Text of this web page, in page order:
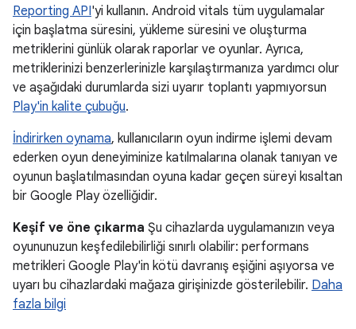
Reporting API'yi kullanın. Android vitals tüm uygulamalar
için başlatma süresini, yükleme süresini ve oluşturma
metriklerini günlük olarak raporlar ve oyunlar. Ayrıca,
metriklerinizi benzerlerinizle karşılaştırmanıza yardımcı olur
ve aşağıdaki durumlarda sizi uyarır toplantı yapmıyorsun
Play'in kalite çubuğu.
İndirirken oynama, kullanıcıların oyun indirme işlemi devam
ederken oyun deneyiminize katılmalarına olanak tanıyan ve
oyunun başlatılmasından oyuna kadar geçen süreyi kısaltan
bir Google Play özelliğidir.
Keşif ve öne çıkarma Şu cihazlarda uygulamanızın veya
oyununuzun keşfedilebilirliği sınırlı olabilir: performans
metrikleri Google Play'in kötü davranış eşiğini aşıyorsa ve
uyarı bu cihazlardaki mağaza girişinizde gösterilebilir. Daha
fazla bilgi